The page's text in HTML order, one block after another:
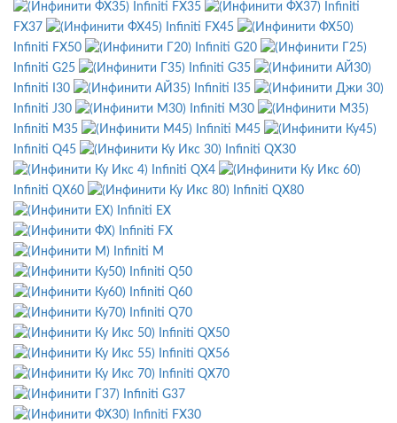
Infiniti FX35
Infiniti
FX37
Infiniti FX45
Infiniti FX50
Infiniti G20
Infiniti G25
Infiniti G35
Infiniti I30
Infiniti I35
Infiniti J30
Infiniti M30
Infiniti M35
Infiniti M45
Infiniti Q45
Infiniti QX30
Infiniti QX4
Infiniti QX60
Infiniti QX80
Infiniti EX
Infiniti FX
Infiniti M
Infiniti Q50
Infiniti Q60
Infiniti Q70
Infiniti QX50
Infiniti QX56
Infiniti QX70
Infiniti G37
Infiniti FX30